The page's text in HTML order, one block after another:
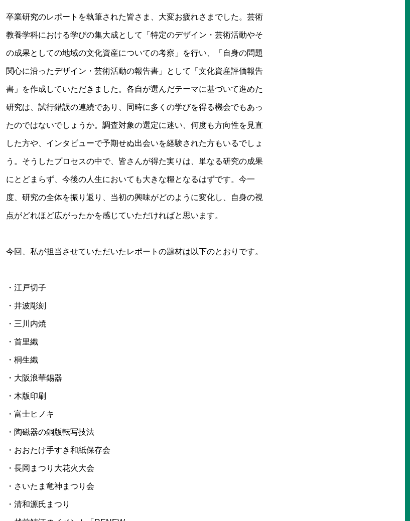
卒業研究のレポートを執筆された皆さま、大変お疲れさまでした。芸術
教養学科における学びの集大成として「特定のデザイン・芸術活動やそ
の成果としての地域の文化資産についての考察」を行い、「自身の問題
関心に沿ったデザイン・芸術活動の報告書」として「文化資産評価報告
書」を作成していただきました。各自が選んだテーマに基づいて進めた
研究は、試行錯誤の連続であり、同時に多くの学びを得る機会でもあっ
たのではないでしょうか。調査対象の選定に迷い、何度も方向性を見直
した方や、インタビューで予期せぬ出会いを経験された方もいるでしょ
う。そうしたプロセスの中で、皆さんが得た実りは、単なる研究の成果
にとどまらず、今後の人生においても大きな糧となるはずです。今一
度、研究の全体を振り返り、当初の興味がどのように変化し、自身の視
点がどれほど広がったかを感じていただければと思います。
今回、私が担当させていただいたレポートの題材は以下のとおりです。
・江戸切子
・井波彫刻
・三川内焼
・首里織
・桐生織
・大阪浪華錫器
・木版印刷
・富士ヒノキ
・陶磁器の銅版転写技法
・おおたけ手すき和紙保存会
・長岡まつり大花火大会
・さいたま竜神まつり会
・清和源氏まつり